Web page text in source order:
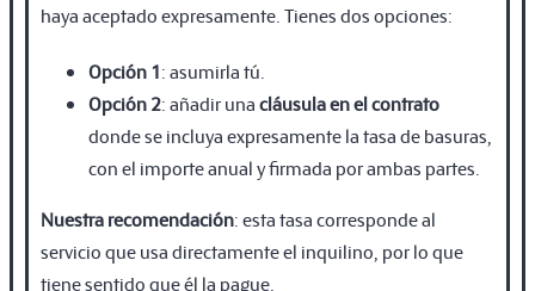
haya aceptado expresamente. Tienes dos opciones:
Opción 1: asumirla tú.
Opción 2: añadir unacláusula en el contrato
donde se incluya expresamente la tasa de basuras,
con el importe anual y firmada por ambas partes.
Nuestra recomendación: esta tasa corresponde al
servicio que usa directamente el inquilino, por lo que
tiene sentido que él la pague.